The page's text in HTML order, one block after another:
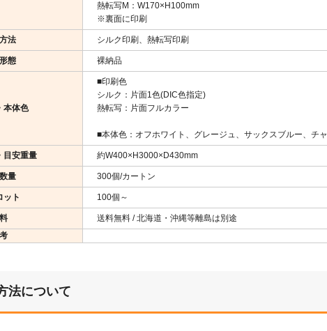
熱転写M：W170×H100mm
※裏面に印刷
法 シルク印刷、熱転写印刷
態 裸納品
本体色
■印刷色
シルク：片面1色(DIC色指定)
熱転写：片面フルカラー
■本体色：オフホワイト、グレージュ、サックスブルー、チ
目安重量 約W400×H3000×D430mm
量 300個/カートン
ット 100個～
送料無料 / 北海道・沖縄等離島は別途
法について